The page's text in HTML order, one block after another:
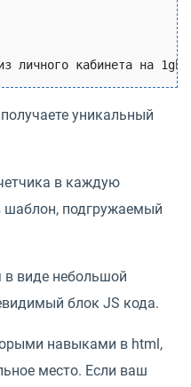
уникальный
в каждую
шаблон, подгружаемый
в виде небольшой
блок JS кода.
навыками в html,
место. Если ваш